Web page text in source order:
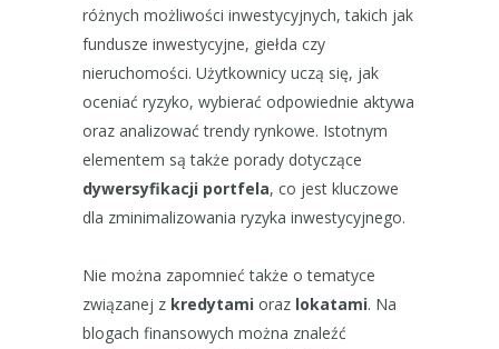
różnych możliwości inwestycyjnych, takich jak
fundusze inwestycyjne, giełda czy
nieruchomości. Użytkownicy uczą się, jak
oceniać ryzyko, wybierać odpowiednie aktywa
oraz analizować trendy rynkowe. Istotnym
elementem są także porady dotyczące
dywersyfikacji portfela, co jest kluczowe
dla zminimalizowania ryzyka inwestycyjnego.
Nie można zapomnieć także o tematyce
związanej z kredytami oraz lokatami. Na
blogach finansowych można znaleźć